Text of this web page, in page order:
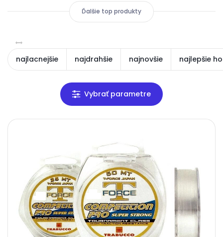
Ďalšie top produkty
najlacnejšie najdrahšie najnovšie najlepšie